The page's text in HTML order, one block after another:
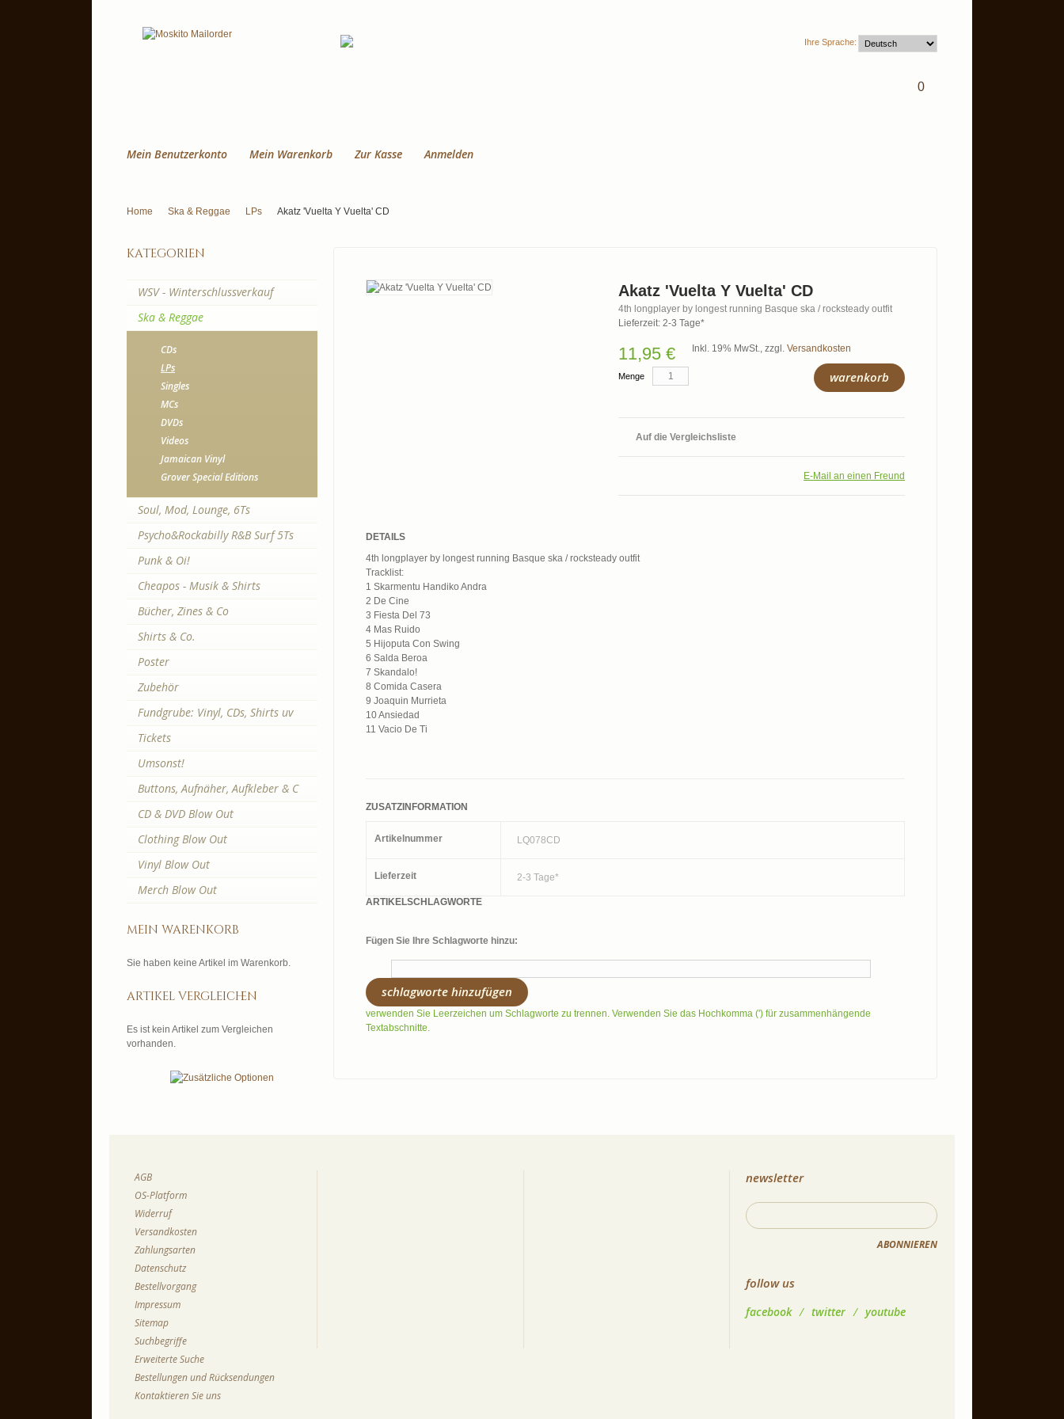
Ihre Sprache:
0
Mein Benutzerkonto Mein Warenkorb Zur Kasse Anmelden
Home Ska & Reggae LPs Akatz 'Vuelta Y Vuelta' CD
Akatz 'Vuelta Y Vuelta' CD
4th longplayer by longest running Basque ska / rocksteady outfit
Lieferzeit: 2-3 Tage*
11,95 € Inkl. 19% MwSt., zzgl. Versandkosten
Menge warenkorb
Auf die Vergleichsliste
E-Mail an einen Freund
DETAILS
4th longplayer by longest running Basque ska / rocksteady outfit
Tracklist:
1 Skarmentu Handiko Andra
2 De Cine
3 Fiesta Del 73
4 Mas Ruido
5 Hijoputa Con Swing
6 Salda Beroa
7 Skandalo!
8 Comida Casera
9 Joaquin Murrieta
10 Ansiedad
11 Vacio De Ti
ZUSATZINFORMATION
Artikelnummer LQ078CD
Lieferzeit 2-3 Tage*
ARTIKELSCHLAGWORTE
Fügen Sie Ihre Schlagworte hinzu:
schlagworte hinzufügen
verwenden Sie Leerzeichen um Schlagworte zu trennen. Verwenden Sie das Hochkomma (') für zusammenhängende
Textabschnitte.
kategorien
WSV - Winterschlussverkauf
Ska & Reggae
CDs
LPs
Singles
MCs
DVDs
Videos
Jamaican Vinyl
Grover Special Editions
Soul, Mod, Lounge, 6Ts
Psycho&Rockabilly R&B Surf 5Ts
Punk & Oi!
Cheapos - Musik & Shirts
Bücher, Zines & Co
Shirts & Co.
Poster
Zubehör
Fundgrube: Vinyl, CDs, Shirts uv
Tickets
Umsonst!
Buttons, Aufnäher, Aufkleber & C
CD & DVD Blow Out
Clothing Blow Out
Vinyl Blow Out
Merch Blow Out
mein warenkorb
Sie haben keine Artikel im Warenkorb.
artikel vergleichen
Es ist kein Artikel zum Vergleichen
vorhanden.
AGB
OS-Platform
Widerruf
Versandkosten
Zahlungsarten
Datenschutz
Bestellvorgang
Impressum
Sitemap
Suchbegriffe
Erweiterte Suche
Bestellungen und Rücksendungen
Kontaktieren Sie uns
newsletter
ABONNIEREN
follow us
facebook / twitter / youtube